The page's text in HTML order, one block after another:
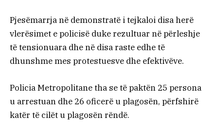
Pjesëmarrja në demonstratë i tejkaloi disa herë
vlerësimet e policisë duke rezultuar në përleshje
të tensionuara dhe në disa raste edhe të
dhunshme mes protestuesve dhe efektivëve.
Policia Metropolitane tha se të paktën 25 persona
u arrestuan dhe 26 oficerë u plagosën, përfshirë
katër të cilët u plagosën rëndë.